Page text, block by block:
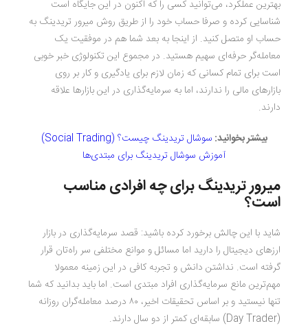
بهترین عملکرد، می‌توانید کسی را که اکنون در این جایگاه است
شناسایی کرده و صرفا حساب خود را از طریق روش میرور تریدینگ به
حساب او متصل کنید. از اینجا به بعد شما هم در موفقیت یک
معامله‌گر حرفه‌ای سهیم هستید. در مجموع این تکنولوژی خبر خوبی
است برای تمام کسانی که زمان لازم برای یادگیری و کار بر روی
بازارهای مالی را ندارند، اما به سرمایه‌گذاری در این بازارها علاقه‌
دارند.
بیشتر بخوانید:
سوشال تریدینگ چیست؟ (Social Trading)
آموزش سوشال تریدینگ برای مبتدی‌ها
میرور تریدینگ برای چه افرادی مناسب
است؟
شاید با این چالش برخورد کرده باشید: قصد سرمایه‌گذاری در بازار
ارزهای دیجیتال را دارید اما مسائل و موانع مختلفی سر راه‌تان قرار
گرفته است. نداشتن دانش و تجربه کافی در این زمینه معمولا
مهم‌ترین مانع سرمایه‌گذاری افراد مبتدی است. اما باید بدانید که شما
تنها نیستید و بر اساس تحقیقات اخیر، ۸۰ درصد معامله‌گران روزانه
(Day Trader) سابقه‌ای کمتر از دو سال دارند.